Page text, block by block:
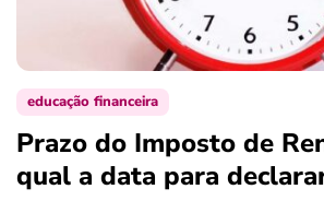
educação financeira
Prazo do Imposto de
qual a data para